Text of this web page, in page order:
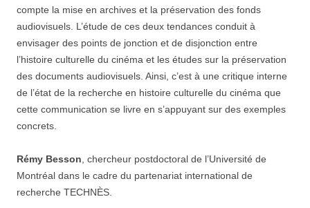
compte la mise en archives et la préservation des fonds
audiovisuels. L’étude de ces deux tendances conduit à
envisager des points de jonction et de disjonction entre
l’histoire culturelle du cinéma et les études sur la préservation
des documents audiovisuels. Ainsi, c’est à une critique interne
de l’état de la recherche en histoire culturelle du cinéma que
cette communication se livre en s’appuyant sur des exemples
concrets.
Rémy Besson, chercheur postdoctoral de l’Université de
Montréal dans le cadre du partenariat international de
recherche TECHNÈS.